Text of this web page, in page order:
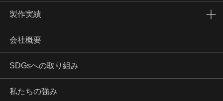
製作実績
会社概要
SDGsへの取り組み
私たちの強み